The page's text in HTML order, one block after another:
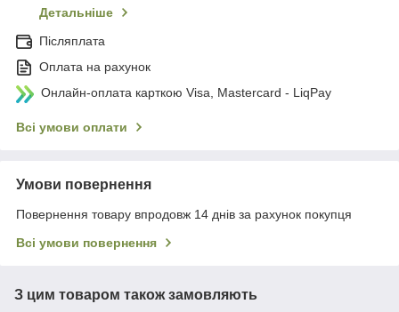
Детальніше
Післяплата
Оплата на рахунок
Онлайн-оплата карткою Visa, Mastercard - LiqPay
Всі умови оплати
Умови повернення
Повернення товару впродовж 14 днів за рахунок покупця
Всі умови повернення
З цим товаром також замовляють